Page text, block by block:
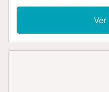
dormitorio principal
de baño en suite con
cama de matrimonio y un
individuales. Todos